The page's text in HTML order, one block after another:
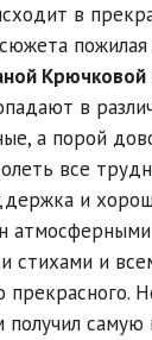
в
пожилая
Крючковой
в
а порой
все
и
стихами и
прекрасного.
получил